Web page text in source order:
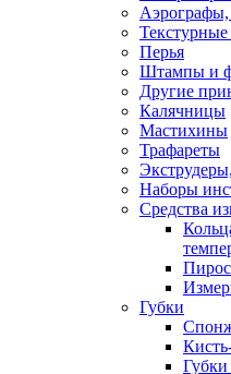
Аэрографы,
Перья
Штампы и
Другие
Калячницы
Мастихины
Трафареты
Наборы
Средства
Губки